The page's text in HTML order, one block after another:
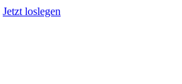
Jetzt loslegen